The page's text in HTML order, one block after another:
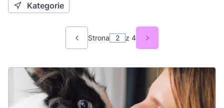
Kategorie
POPRZEDNIE WPISY
Strona z 4 NASTĘPNE WPISY